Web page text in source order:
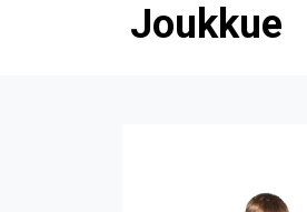
Joukkue